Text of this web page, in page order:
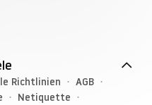
Richtlinien
AGB
Netiquette